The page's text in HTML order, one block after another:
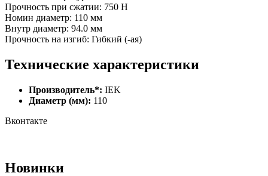
Прочность при сжатии: 750 Н
Номин диаметр: 110 мм
Внутр диаметр: 94.0 мм
Прочность на изгиб: Гибкий (-ая)
Технические характеристики
Производитель*: IEK
Диаметр (мм): 110
Вконтакте
Новинки